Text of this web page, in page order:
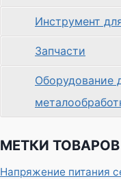
Инструмент
Запчасти
Оборудование
МЕТКИ ТОВАРОВ
Напряжение питания